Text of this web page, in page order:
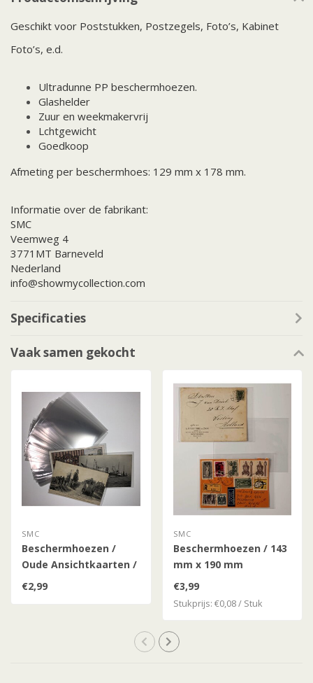
Geschikt voor Poststukken, Postzegels, Foto’s, Kabinet
Foto’s, e.d.
Ultradunne PP beschermhoezen.
Glashelder
Zuur en weekmakervrij
Lchtgewicht
Goedkoop
Afmeting per beschermhoes: 129 mm x 178 mm.
Informatie over de fabrikant:
SMC
Veemweg 4
3771MT Barneveld
Nederland
info@showmycollection.com
Specificaties
Vaak samen gekocht
SMC
Beschermhoezen /
Oude Ansichtkaarten /
147 mm x 97 mm
€2,99
SMC
Beschermhoezen / 143
mm x 190 mm
€3,99
Stukprijs: €0,08 / Stuk